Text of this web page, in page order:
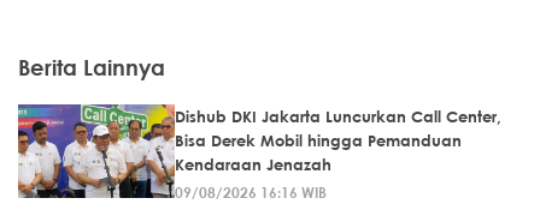
Berita Lainnya
Dishub DKI Jakarta Luncurkan Call Center,
Bisa Derek Mobil hingga Pemanduan
Kendaraan Jenazah
09/08/2026 16:16 WIB